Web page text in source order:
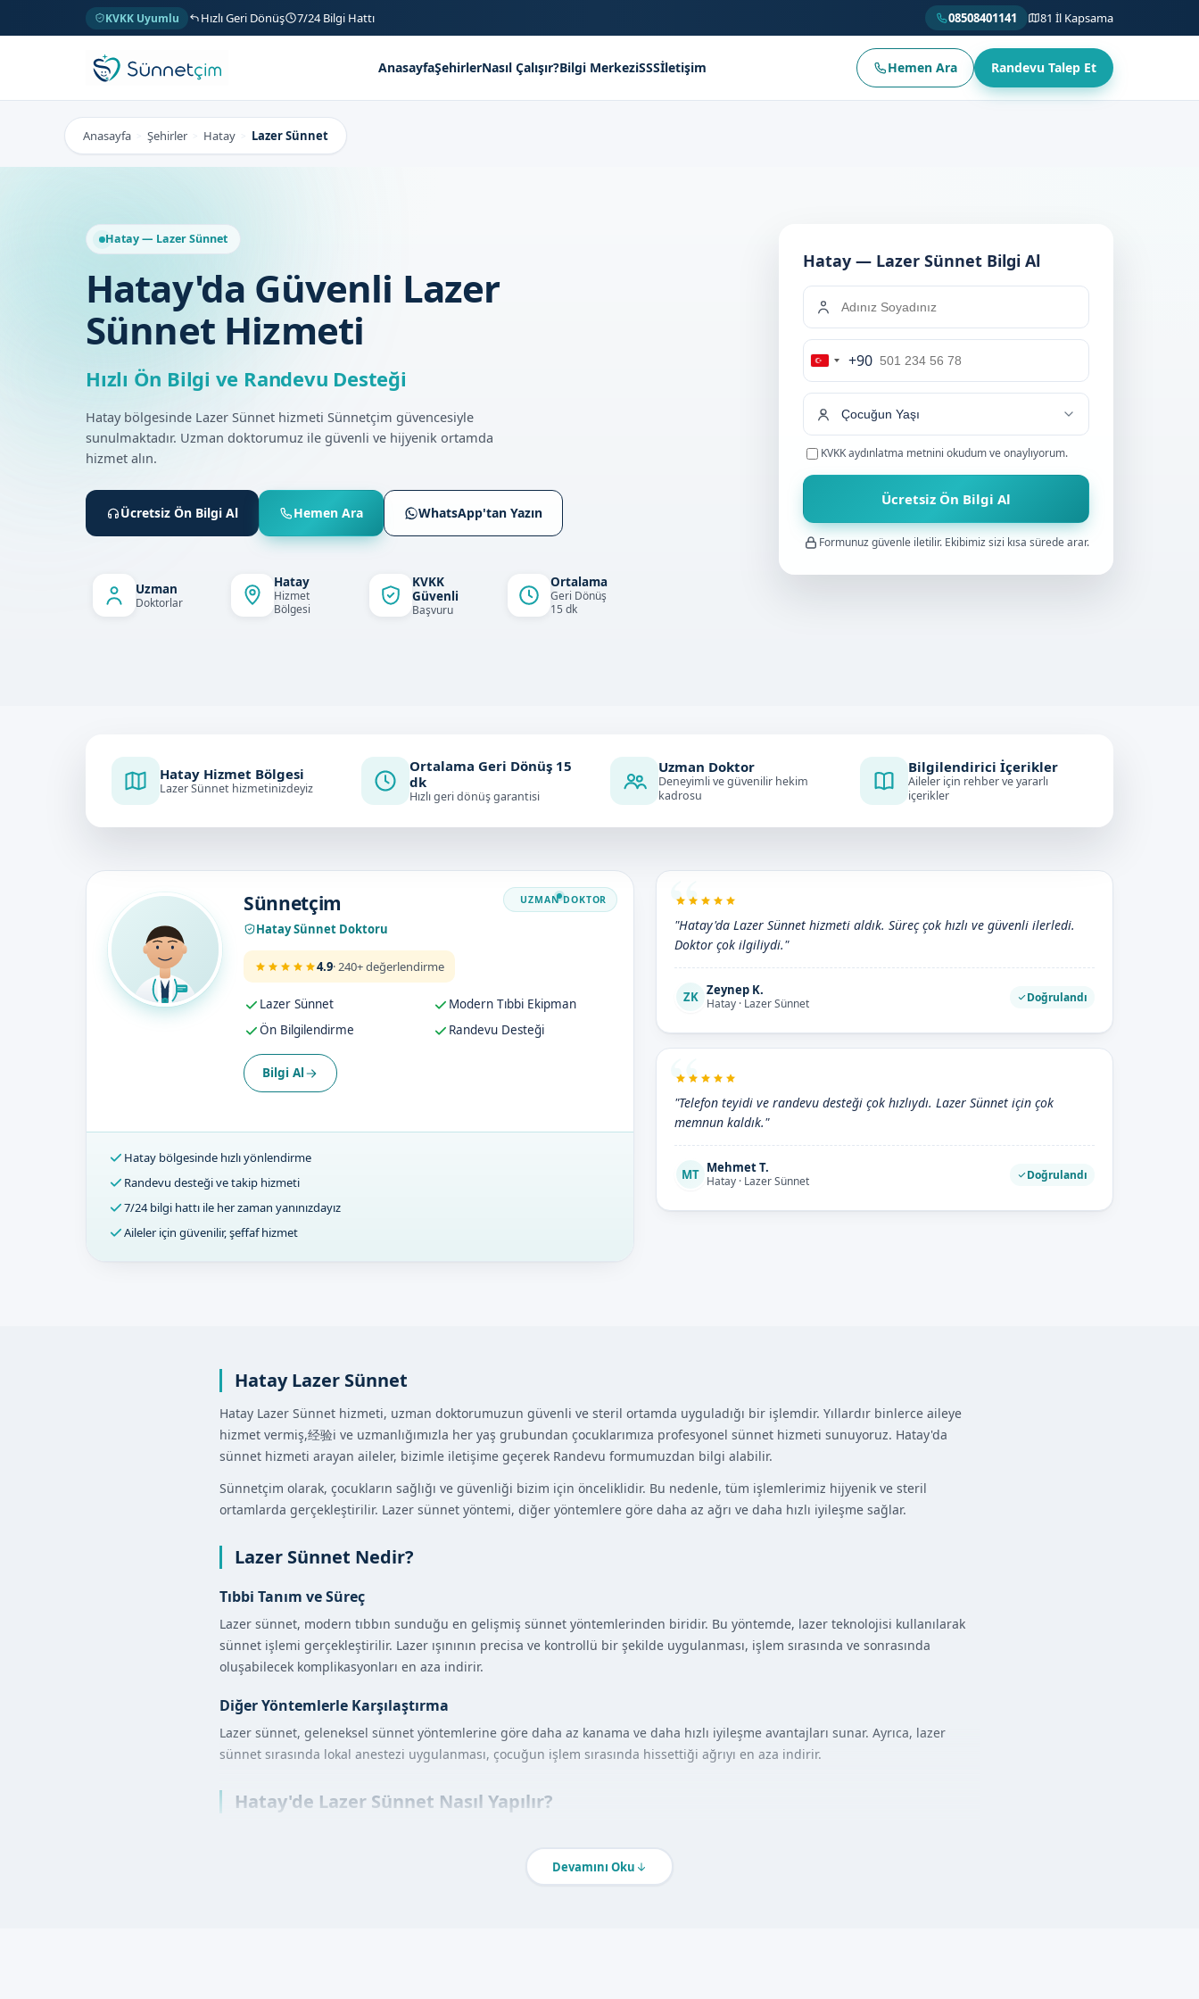
KVKK Uyumlu Hızlı Geri Dönüş 7/24 Bilgi Hattı 08508401141 81 İl Kapsama
AnasayfaŞehirlerNasıl Çalışır?Bilgi MerkeziSSSİletişim Hemen Ara Randevu Talep Et
Anasayfa > Şehirler > Hatay > Lazer Sünnet
Hatay — Lazer Sünnet
Hatay'da Güvenli Lazer
Sünnet Hizmeti
Hızlı Ön Bilgi ve Randevu Desteği
Hatay bölgesinde Lazer Sünnet hizmeti Sünnetçim güvencesiyle
sunulmaktadır. Uzman doktorumuz ile güvenli ve hijyenik ortamda
hizmet alın.
Ücretsiz Ön Bilgi Al Hemen Ara WhatsApp'tan Yazın
Uzman
Doktorlar
Hatay
Hizmet
Bölgesi
KVKK
Güvenli
Başvuru
Ortalama
Geri Dönüş
15 dk
Hatay — Lazer Sünnet Bilgi Al
Turkey
+90
+90
KVKK aydınlatma metnini okudum ve onaylıyorum.
Ücretsiz Ön Bilgi Al
Formunuz güvenle iletilir. Ekibimiz sizi kısa sürede arar.
Hatay Hizmet Bölgesi
Lazer Sünnet hizmetinizdeyiz
Ortalama Geri Dönüş 15
dk
Hızlı geri dönüş garantisi
Uzman Doktor
Deneyimli ve güvenilir hekim
kadrosu
Bilgilendirici İçerikler
Aileler için rehber ve yararlı
içerikler
DoktorumuzSünnetçim
Hatay Sünnet Doktoru
4.9· 240+ değerlendirme
Lazer Sünnet
Modern Tıbbi Ekipman
Ön Bilgilendirme
Randevu Desteği
Bilgi Al
Hatay bölgesinde hızlı yönlendirme
Randevu desteği ve takip hizmeti
7/24 bilgi hattı ile her zaman yanınızdayız
Aileler için güvenilir, şeffaf hizmet
"Hatay'da Lazer Sünnet hizmeti aldık. Süreç çok hızlı ve güvenli ilerledi.
Doktor çok ilgiliydi."
ZK Zeynep K.
Hatay · Lazer Sünnet Doğrulandı
"Telefon teyidi ve randevu desteği çok hızlıydı. Lazer Sünnet için çok
memnun kaldık."
MT Mehmet T.
Hatay · Lazer Sünnet Doğrulandı
Hatay Lazer Sünnet
Hatay Lazer Sünnet hizmeti, uzman doktorumuzun güvenli ve steril ortamda uyguladığı bir işlemdir. Yıllardır binlerce aileye
hizmet vermiş,经验i ve uzmanlığımızla her yaş grubundan çocuklarımıza profesyonel sünnet hizmeti sunuyoruz. Hatay'da
sünnet hizmeti arayan aileler, bizimle iletişime geçerek Randevu formumuzdan bilgi alabilir.
Sünnetçim olarak, çocukların sağlığı ve güvenliği bizim için önceliklidir. Bu nedenle, tüm işlemlerimiz hijyenik ve steril
ortamlarda gerçekleştirilir. Lazer sünnet yöntemi, diğer yöntemlere göre daha az ağrı ve daha hızlı iyileşme sağlar.
Lazer Sünnet Nedir?
Tıbbi Tanım ve Süreç
Lazer sünnet, modern tıbbın sunduğu en gelişmiş sünnet yöntemlerinden biridir. Bu yöntemde, lazer teknolojisi kullanılarak
sünnet işlemi gerçekleştirilir. Lazer ışınının precisa ve kontrollü bir şekilde uygulanması, işlem sırasında ve sonrasında
oluşabilecek komplikasyonları en aza indirir.
Diğer Yöntemlerle Karşılaştırma
Lazer sünnet, geleneksel sünnet yöntemlerine göre daha az kanama ve daha hızlı iyileşme avantajları sunar. Ayrıca, lazer
sünnet sırasında lokal anestezi uygulanması, çocuğun işlem sırasında hissettiği ağrıyı en aza indirir.
Hatay'de Lazer Sünnet Nasıl Yapılır?
durumu değerlendirilir ve gerekli tetkikler yapılır. Ardından, lokal anestezi uygulanarak çocuk hazır hale getirilir.
İşlem sırasında, lazer ışını precisa ve kontrollü bir şekilde uygulanır. İşlem sırasında oluşabilecek kanama, lazer ışınının
Devamını Oku